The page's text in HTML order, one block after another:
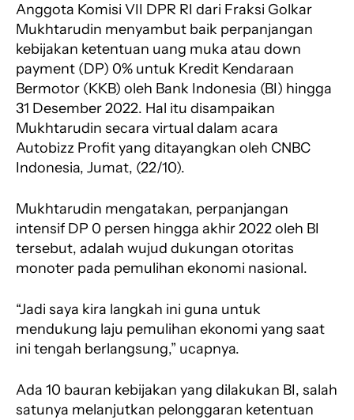
c
e
b
o
o
k
a
t
s
A
p
l
e
g
r
a
m
r
e
a
d
s
a
r
e
Anggota Komisi VII DPR RI dari Fraksi Golkar
Mukhtarudin menyambut baik perpanjangan
kebijakan ketentuan uang muka atau down
payment (DP) 0% untuk Kredit Kendaraan
Bermotor (KKB) oleh Bank Indonesia (BI) hingga
31 Desember 2022. Hal itu disampaikan
Mukhtarudin secara virtual dalam acara
Autobizz Profit yang ditayangkan oleh CNBC
Indonesia, Jumat, (22/10).
Mukhtarudin mengatakan, perpanjangan
intensif DP 0 persen hingga akhir 2022 oleh BI
tersebut, adalah wujud dukungan otoritas
monoter pada pemulihan ekonomi nasional.
“Jadi saya kira langkah ini guna untuk
mendukung laju pemulihan ekonomi yang saat
ini tengah berlangsung,” ucapnya.
Ada 10 bauran kebijakan yang dilakukan BI, salah
satunya melanjutkan pelonggaran ketentuan